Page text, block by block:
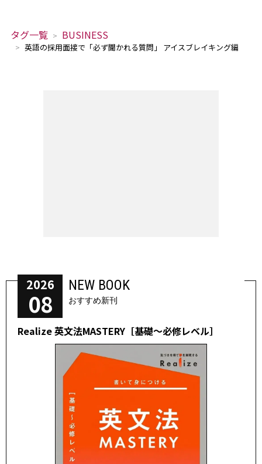
タグ一覧 BUSINESS
英語の採用面接で「必ず聞かれる質問」 アイスブレイキング編
2026
08
NEW BOOK
おすすめ新刊
Realize 英文法MASTERY［基礎～必修レベル］